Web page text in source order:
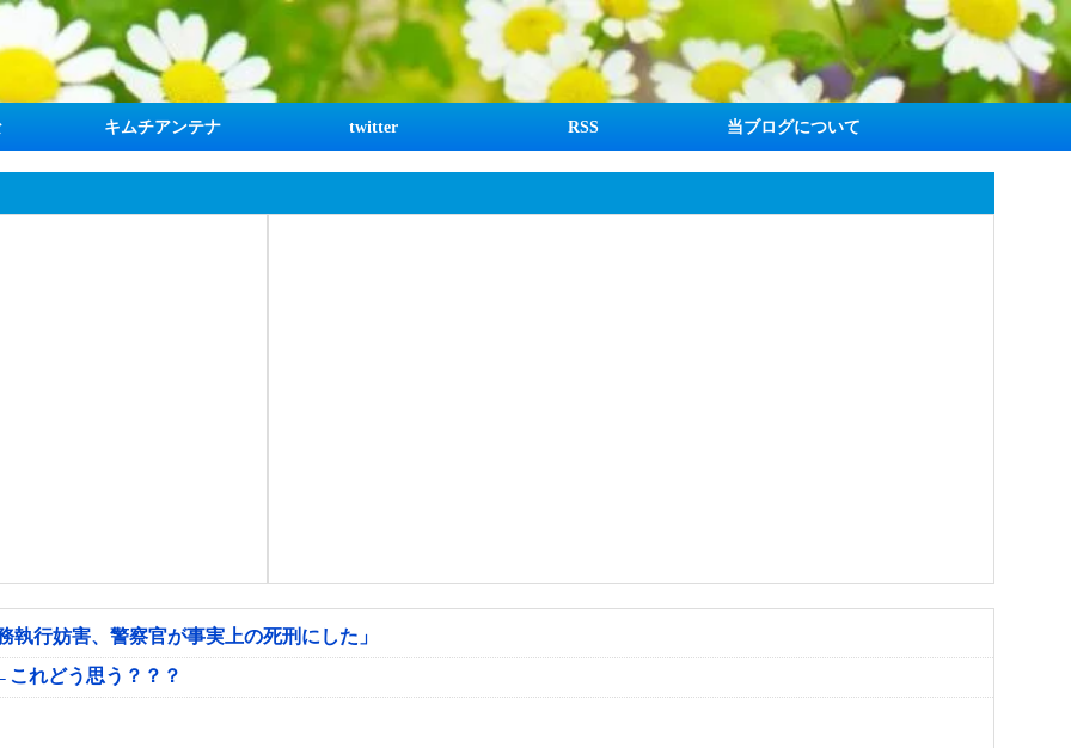
キムチアンテナ twitter RSS 当ブログについて
行妨害、警察官が事実上の死刑にした」
れどう思う？？？